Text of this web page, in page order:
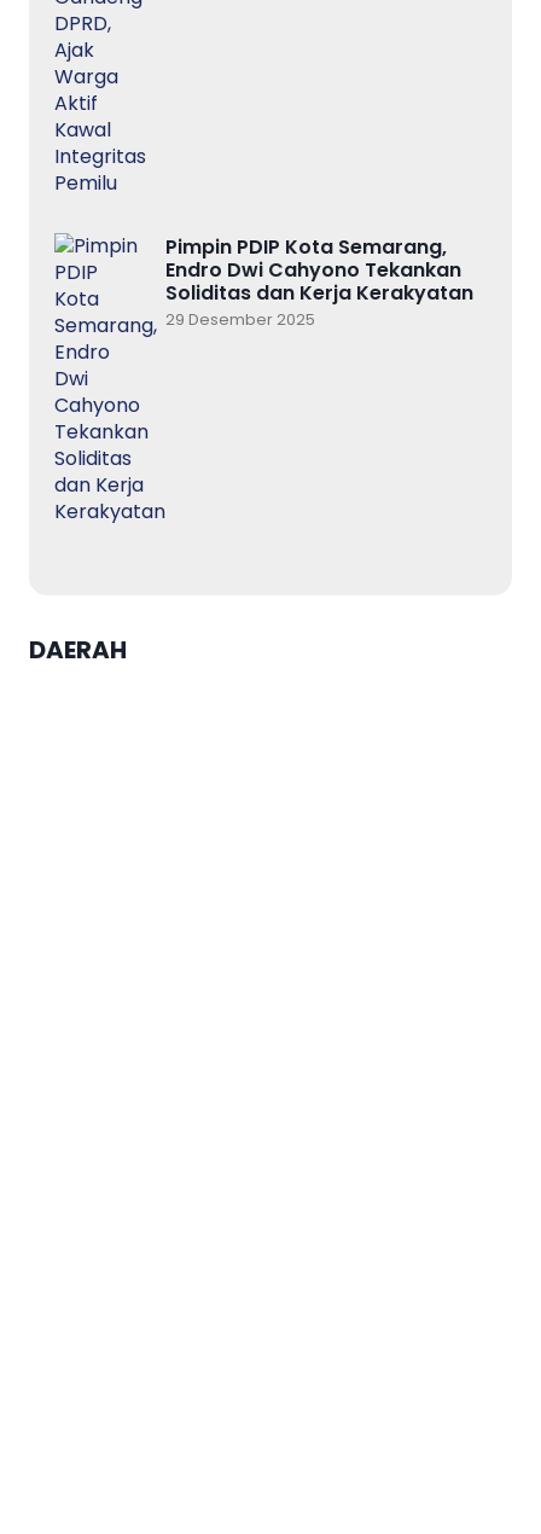
Pimpin PDIP Kota Semarang,
Endro Dwi Cahyono Tekankan
Soliditas dan Kerja Kerakyatan
29 Desember 2025
DAERAH